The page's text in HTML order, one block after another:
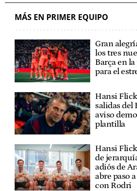
MÁS EN PRIMER EQUIPO
Gran
los tres
Barça en
para el
Hansi
salidas del
aviso
plantilla
Hansi
de
adiós de
abre paso
con Rodri